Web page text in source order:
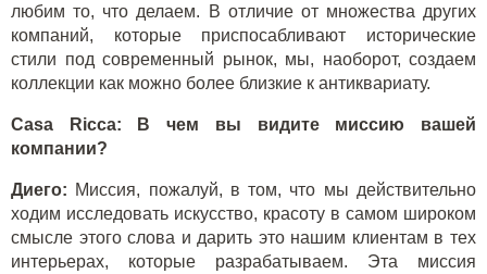
любим то, что делаем. В отличие от множества других
компаний, которые приспосабливают исторические
стили под современный рынок, мы, наоборот, создаем
коллекции как можно более близкие к антиквариату.
Casa Ricca: В чем вы видите миссию вашей
компании?
Диего: Миссия, пожалуй, в том, что мы действительно
ходим исследовать искусство, красоту в самом широком
смысле этого слова и дарить это нашим клиентам в тех
интерьерах, которые разрабатываем. Эта миссия